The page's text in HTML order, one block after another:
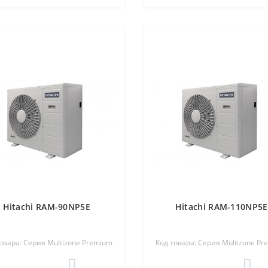
Hitachi RAM-90NP5E
Серия Multizone Premium
Hitachi RAM-110NP5E
Код товара: Серия Multizone